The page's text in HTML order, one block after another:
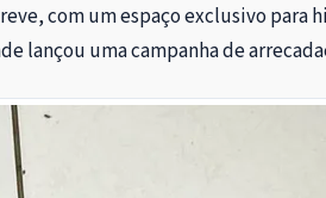
com um espaço exclusivo para
lançou uma campanha de